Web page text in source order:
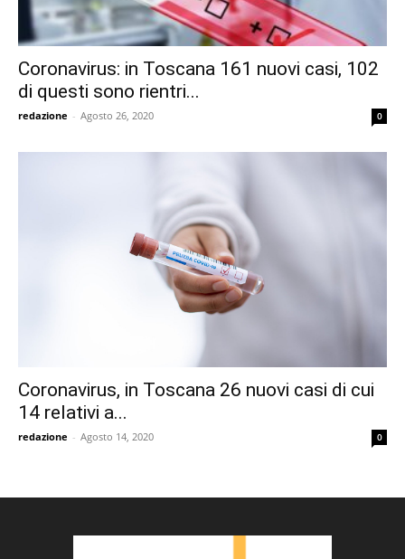
Coronavirus: in Toscana 161 nuovi casi, 102
di questi sono rientri...
redazione - Agosto 26, 2020 0
Coronavirus, in Toscana 26 nuovi casi di cui
14 relativi a...
redazione - Agosto 14, 2020 0